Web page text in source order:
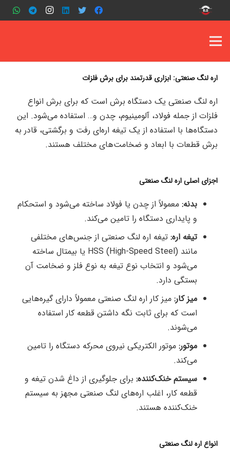
اره لنگ صنعتی: ابزاری قدرتمند برای برش فلزات
اره لنگ صنعتی یک دستگاه برش است که برای برش انواع
فلزات از جمله فولاد، آلومینیوم، چدن و… استفاده می‌شود. این
دستگاه‌ها با استفاده از یک تیغه اره‌ای رفت و برگشتی، قادر به
برش قطعات با ابعاد و ضخامت‌های مختلف هستند.
اجزای اصلی اره لنگ صنعتی
بدنه: معمولاً از چدن یا فولاد ساخته می‌شود و استحکام
و پایداری دستگاه را تامین می‌کند.
تیغه اره: تیغه اره لنگ صنعتی از جنس‌های مختلفی
مانند HSS (High-Speed Steel) یا بیمتال ساخته
می‌شود و انتخاب نوع تیغه به نوع فلز و ضخامت آن
بستگی دارد.
میز کار: میز کار اره لنگ صنعتی معمولاً دارای گیره‌هایی
است که برای ثابت نگه داشتن قطعه کار استفاده
می‌شوند.
موتور: موتور الکتریکی نیروی محرکه دستگاه را تامین
می‌کند.
سیستم خنک‌کننده: برای جلوگیری از داغ شدن تیغه و
قطعه کار، اغلب اره‌های لنگ صنعتی مجهز به سیستم
خنک‌کننده هستند.
انواع اره لنگ صنعتی